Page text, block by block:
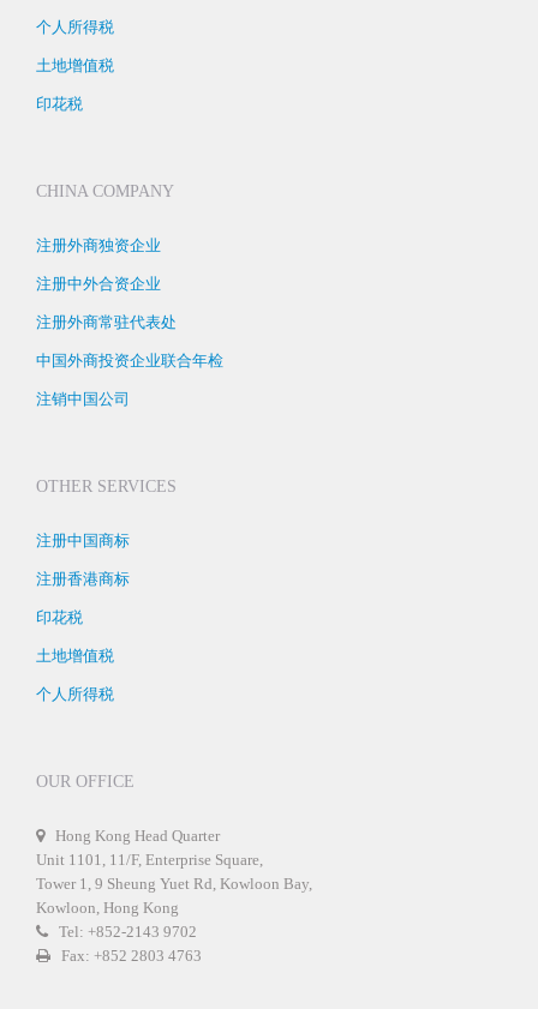
个人所得税
土地增值税
印花税
CHINA COMPANY
注册外商独资企业
注册中外合资企业
注册外商常驻代表处
中国外商投资企业联合年检
注销中国公司
OTHER SERVICES
注册中国商标
注册香港商标
印花税
土地增值税
个人所得税
OUR OFFICE
Hong Kong Head Quarter
Unit 1101, 11/F, Enterprise Square,
Tower 1, 9 Sheung Yuet Rd, Kowloon Bay,
Kowloon, Hong Kong
Tel: +852-2143 9702
Fax: +852 2803 4763